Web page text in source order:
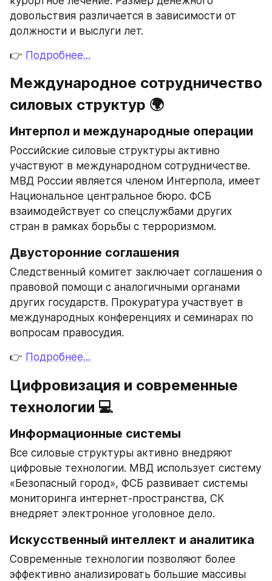
довольствия различается в зависимости от
должности и выслуги лет.
👉 Подробнее...
Международное сотрудничество
силовых структур 🌍
Интерпол и международные операции
Российские силовые структуры активно
участвуют в международном сотрудничестве.
МВД России является членом Интерпола, имеет
Национальное центральное бюро. ФСБ
взаимодействует со спецслужбами других
стран в рамках борьбы с терроризмом.
Двусторонние соглашения
Следственный комитет заключает соглашения о
правовой помощи с аналогичными органами
других государств. Прокуратура участвует в
международных конференциях и семинарах по
вопросам правосудия.
👉 Подробнее...
Цифровизация и современные
технологии 💻
Информационные системы
Все силовые структуры активно внедряют
цифровые технологии. МВД использует систему
«Безопасный город», ФСБ развивает системы
мониторинга интернет-пространства, СК
внедряет электронное уголовное дело.
Искусственный интеллект и аналитика
Современные технологии позволяют более
эффективно анализировать большие массивы